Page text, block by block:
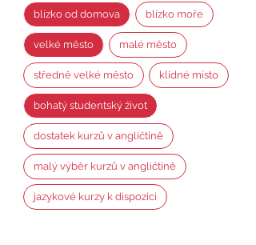
blízko od domova blízko moře
velké město malé město
středně velké město klidné místo
bohatý studentský život
dostatek kurzů v angličtině
malý výběr kurzů v angličtině
jazykové kurzy k dispozici